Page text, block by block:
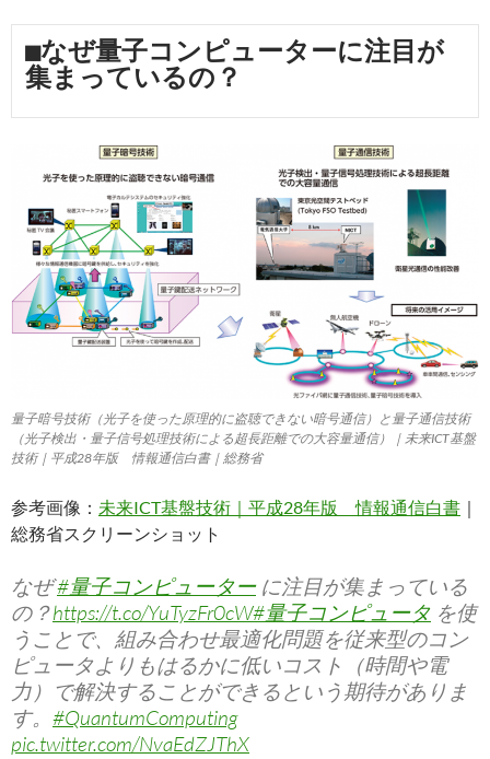
■なぜ量子コンピューターに注目が
集まっているの？
量子暗号技術（光子を使った原理的に盗聴できない暗号通信）と量子通信技術
（光子検出・量子信号処理技術による超長距離での大容量通信）｜未来ICT基盤
技術｜平成28年版 情報通信白書｜総務省
参考画像： 未来ICT基盤技術｜平成28年版 情報通信白書 ｜
総務省スクリーンショット
なぜ#量子コンピューターに注目が集まっている
の？https://t.co/YuTyzFr0cW#量子コンピュータ を使
うことで、組み合わせ最適化問題を従来型のコン
ピュータよりもはるかに低いコスト（時間や電
力）で解決することができるという期待がありま
す。 #QuantumComputing
pic.twitter.com/NvaEdZJThX